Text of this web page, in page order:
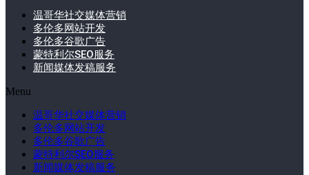
温哥华社交媒体营销
多伦多网站开发
多伦多谷歌广告
蒙特利尔SEO服务
新闻媒体发稿服务
Menu
温哥华社交媒体营销
多伦多网站开发
多伦多谷歌广告
蒙特利尔SEO服务
新闻媒体发稿服务